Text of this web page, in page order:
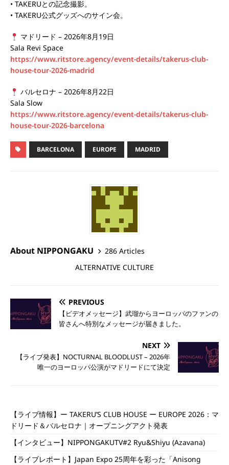
• TAKERUとの記念撮影。
• TAKERU公式グッズへのサイン会。
マドリード – 2026年8月19日
Sala Revi Space
https://www.ritstore.agency/event-details/takerus-club-
house-tour-2026-madrid
バルセロナ – 2026年8月22日
Sala Slow
https://www.ritstore.agency/event-details/takerus-club-
house-tour-2026-barcelona
BARCELONA EUROPE MADRID
About NIPPONGAKU
286 Articles
ALTERNATIVE CULTURE
PREVIOUS
【ビデオメッセージ】武瑠からヨーロッパのファンの
皆さんへ特別なメッセージが届きました。
NEXT
【ライブ発表】NOCTURNAL BLOODLUST – 2026年
唯一のヨーロッパ公演がマドリードにて決定
【ライブ情報】ー TAKERU’S CLUB HOUSE ー EUROPE 2026：マ
ドリード＆バルセロナ｜オープニングアクト発表
【インタビュー】NIPPONGAKUTV#2 Ryu&Shiyu (Azavana)
【ライブレポート】Japan Expo 25周年を彩った「Anisong